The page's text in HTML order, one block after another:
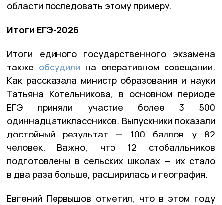
области последовать этому примеру.
Итоги ЕГЭ-2026
Итоги единого государственного экзамена
также обсудили на оперативном совещании.
Как рассказала министр образования и науки
Татьяна Котельникова, в основном периоде
ЕГЭ приняли участие более 3 500
одиннадцатиклассников. Выпускники показали
достойный результат — 100 баллов у 82
человек. Важно, что 12 стобалльников
подготовлены в сельских школах — их стало
в два раза больше, расширилась и география.
Евгений Первышов отметил, что в этом году